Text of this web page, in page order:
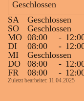
Geschlossen
SA
Geschlossen
SO
Geschlossen
MO 08:00 -
DI
08:00 -
MI
Geschlossen
DO
08:00 -
FR
08:00 -
Zuletzt bearbeitet: 11.04.2025